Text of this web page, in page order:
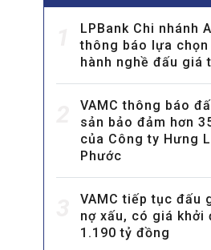
LPBank Chi nhánh
thông báo lựa
hành nghề đấu giá
VAMC thông báo
sản bảo đảm hơn
của Công ty Hưng
Phước
VAMC tiếp tục đấu
nợ xấu, có giá khởi
1.190 tỷ đồng